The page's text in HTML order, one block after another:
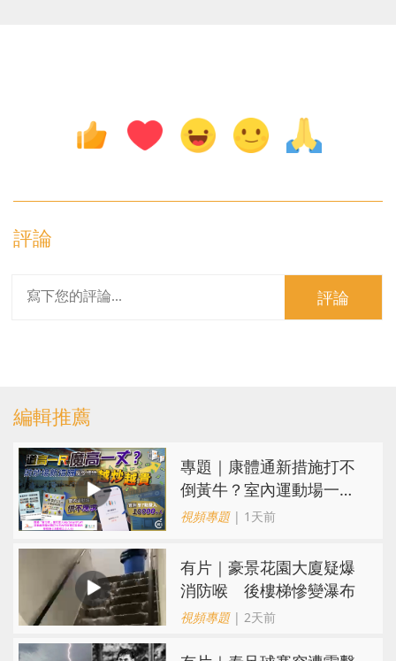
評論
評論
編輯推薦
專題｜康體通新措施打不
倒黃牛？室內運動場一場
難求越炒越貴
視頻專題| 1天前
有片｜豪景花園大廈疑爆
消防喉 後樓梯慘變瀑布
視頻專題| 2天前